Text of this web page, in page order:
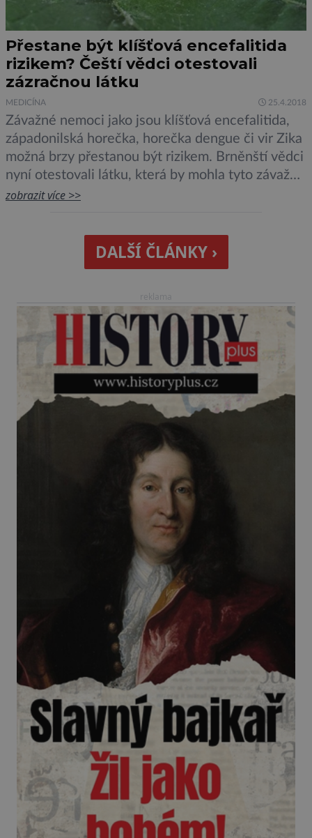
Přestane být klíšťová encefalitida
rizikem? Čeští vědci otestovali
zázračnou látku
MEDICÍNA 25.4.2018
Závažné nemoci jako jsou klíšťová encefalitida,
západonilská horečka, horečka dengue či vir Zika
možná brzy přestanou být rizikem. Brněnští vědci
nyní otestovali látku, která by mohla tyto závažné
infekce porazit. Výsledky výzkumu dopadly nad
účinnosti prakticky sto procent. Hodně nás
překvapilo, že látka […]
zobrazit více >>
DALŠÍ ČLÁNKY ›